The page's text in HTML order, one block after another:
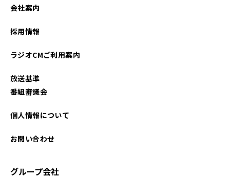
会社案内
採用情報
ラジオCMご利用案内
放送基準
番組審議会
個人情報について
お問い合わせ
グループ会社